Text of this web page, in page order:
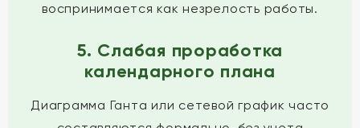
воспринимается как незрелость работы.
5. Слабая проработка
календарного плана
Диаграмма Ганта или сетевой график часто